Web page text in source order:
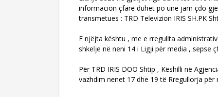
informacion çfarë duhet po une jam çdo
transmetues : TRD Televizion IRIS SH.PK
E njëjta kështu , me e rregullta
shkelje në neni 14 i Ligji për media , sepse
Për TRD IRIS DOO Shtip , Këshilli në
vazhdim nenet 17 dhe 19 të Rregullorja